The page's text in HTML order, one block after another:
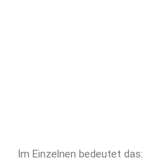
Im Einzelnen bedeutet das: